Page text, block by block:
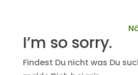
I’m so sorry.
Findest Du nicht was Du